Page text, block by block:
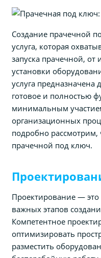
Создание прачечной
услуга, которая
запуска прачечной,
установки
услуга предназначена
готовое и полностью
минимальным
организационных
подробно рассмотрим,
прачечной под ключ.
Проектирование —
важных этапов
Компетентное
оптимизировать
разместить